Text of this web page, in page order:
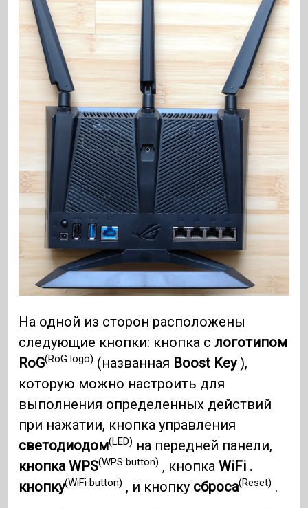
На одной из сторон расположены
следующие кнопки: кнопка слоготипом
RoG(RoG logo) (названная Boost Key),
которую можно настроить для
выполнения определенных действий
при нажатии, кнопка управления
светодиодом(LED) на передней панели,
кнопка WPS(WPS button) , кнопкаWiFi .
кнопку(WiFi button) , и кнопку сброса(Reset) .